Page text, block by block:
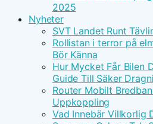
2025
Nyheter
SVT Landet Runt
Rollistan i terror på
Bör Känna
Hur Mycket Får Bilen
Guide Till Säker
Router Mobilt
Uppkoppling
Vad Innebär Villkorlig